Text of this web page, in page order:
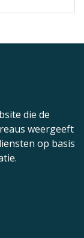
die de
weergeeft
op basis